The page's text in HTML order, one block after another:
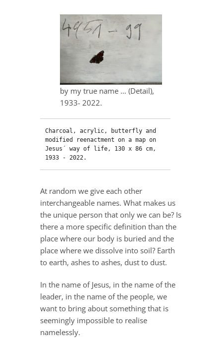
by my true name … (Detail),
1933- 2022.
Charcoal, acrylic, butterfly and
modified reenactment on a map on
Jesus´ way of life, 130 x 86 cm,
1933 - 2022.
At random we give each other
interchangeable names. What makes us
the unique person that only we can be? Is
there a more specific definition than the
place where our body is buried and the
place where we dissolve into soil? Earth
to earth, ashes to ashes, dust to dust.
In the name of Jesus, in the name of the
leader, in the name of the people, we
want to bring about something that is
seemingly impossible to realise
namelessly.